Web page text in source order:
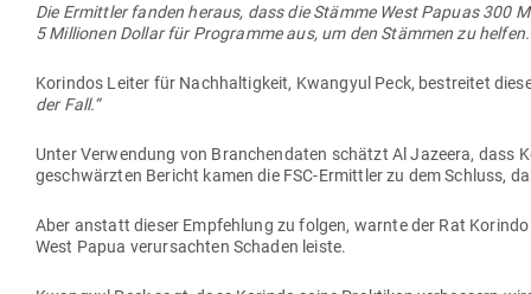
Die Ermittler fanden heraus, dass die Stämme West Papuas 300
5 Mil­lionen Dollar für Pro­gramme aus, um den Stämmen zu helfen.
Kor­indos Leiter für Nach­hal­tigkeit, Kwangyul Peck, bestreitet
der Fall.“
Unter Ver­wendung von Bran­chen­daten schätzt Al Jazeera, dass
geschwärzten Bericht kamen die FSC-Ermittler zu dem Schluss,
Aber anstatt dieser Emp­fehlung zu folgen, warnte der Rat
West Papua ver­ur­sachten Schaden leiste.